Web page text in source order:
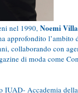
nel 1990, Noemi
approfondito l’ambito
collaborando con
di moda come
IUAD- Accademia